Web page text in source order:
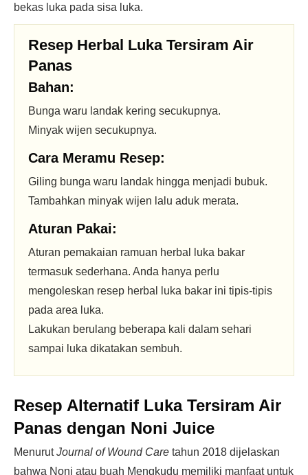
bekas luka pada sisa luka.
Resep Herbal Luka Tersiram Air
Panas
Bahan:
Bunga waru landak kering secukupnya.
Minyak wijen secukupnya.
Cara Meramu Resep:
Giling bunga waru landak hingga menjadi bubuk.
Tambahkan minyak wijen lalu aduk merata.
Aturan Pakai:
Aturan pemakaian ramuan herbal luka bakar
termasuk sederhana. Anda hanya perlu
mengoleskan resep herbal luka bakar ini tipis-tipis
pada area luka.
Lakukan berulang beberapa kali dalam sehari
sampai luka dikatakan sembuh.
Resep Alternatif Luka Tersiram Air
Panas dengan Noni Juice
MenurutJournal of Wound Care tahun 2018 dijelaskan
bahwa Noni atau buah Mengkudu memiliki manfaat untuk